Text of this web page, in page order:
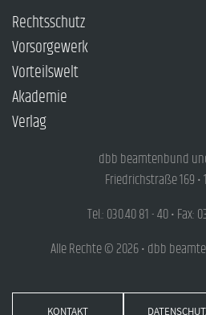
Rechtsschutz
Vorsorgewerk
Vorteilswelt
Akademie
Verlag
dbb beamtenbund
Friedrichstraße 169 •
Tel.: 030.40 81 - 40 • Fax:
Alle Rechte © 2026 • dbb
KONTAKT